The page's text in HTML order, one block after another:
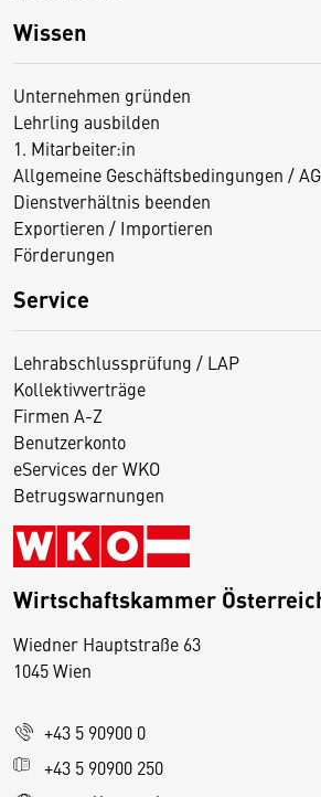
Wissen
Unternehmen gründen
Lehrling ausbilden
1. Mitarbeiter:in
Allgemeine Geschäftsbedingungen /
Dienstverhältnis beenden
Exportieren / Importieren
Förderungen
Service
Lehrabschlussprüfung / LAP
Kollektivverträge
Firmen A-Z
Benutzerkonto
eServices der WKO
Betrugswarnungen
Wirtschaftskammer
Wiedner Hauptstraße 63
1045 Wien
+43 5 90900 0
+43 5 90900 250
D
s
e